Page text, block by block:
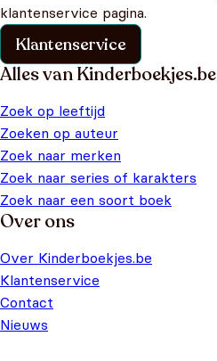
klantenservice pagina.
Klantenservice
Alles van Kinderboekjes.be
Zoek op leeftijd
Zoeken op auteur
Zoek naar merken
Zoek naar series of karakters
Zoek naar een soort boek
Over ons
Over Kinderboekjes.be
Klantenservice
Contact
Nieuws